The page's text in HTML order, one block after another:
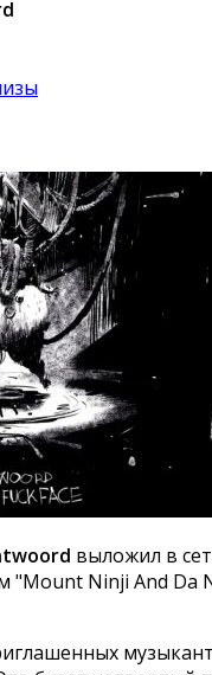
выложил в
"Mount Ninji And Da